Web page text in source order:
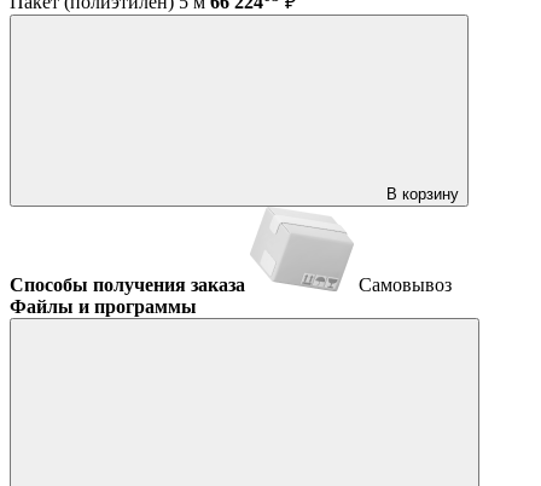
В корзину
Способы получения заказа
Самовывоз
Файлы и программы